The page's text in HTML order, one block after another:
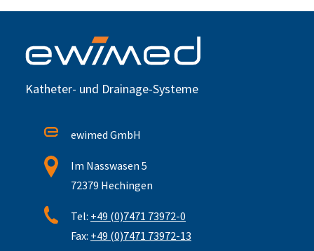
Katheter- und Drainage-Systeme
ewimed GmbH
Im Nasswasen 5
72379 Hechingen
Tel: +49 (0)7471 73972-0
Fax: +49 (0)7471 73972-13